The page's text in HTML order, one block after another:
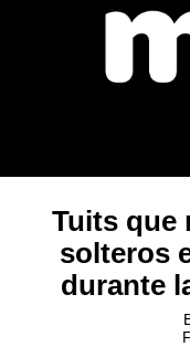
Tuits que
solteros
durante